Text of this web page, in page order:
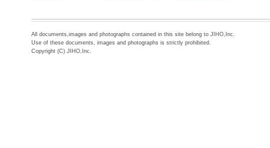
All documents,images and photographs contained in this site belong to JIHO,Inc.
Use of these documents, images and photographs is strictly prohibited.
Copyright (C) JIHO,Inc.